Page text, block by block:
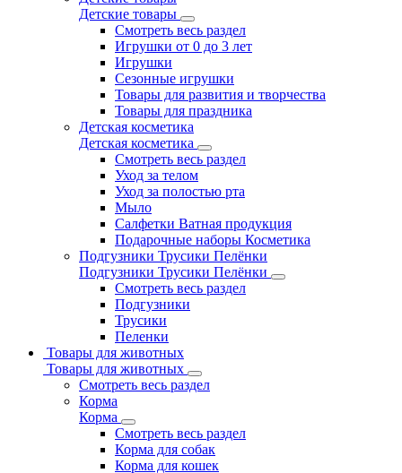
Детские товары
Смотреть весь раздел
Игрушки от 0 до 3 лет
Игрушки
Сезонные игрушки
Товары для развития и творчества
Товары для праздника
Детская косметика
Детская косметика
Смотреть весь раздел
Уход за телом
Уход за полостью рта
Мыло
Салфетки Ватная продукция
Подарочные наборы Косметика
Подгузники Трусики Пелёнки
Подгузники Трусики Пелёнки
Смотреть весь раздел
Подгузники
Трусики
Пеленки
Товары для животных
Товары для животных
Смотреть весь раздел
Корма
Корма
Смотреть весь раздел
Корма для собак
Корма для кошек